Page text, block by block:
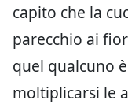
capito che la
parecchio ai
quel qualcuno
moltiplicarsi le